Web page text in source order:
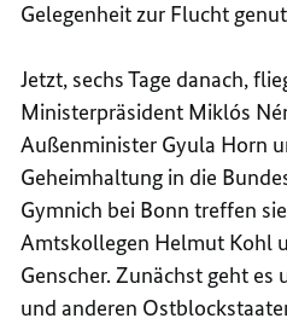
Gelegenheit zur Flucht
Jetzt, sechs Tage danach,
Ministerpräsident Miklós
Außenminister Gyula Horn
Geheimhaltung in die
Gymnich bei Bonn treffen
Amtskollegen Helmut Kohl
Genscher. Zunächst geht es
und anderen